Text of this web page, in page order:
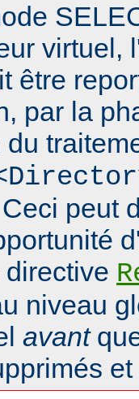
virtuel,
être
par la
peut
niveau
avant